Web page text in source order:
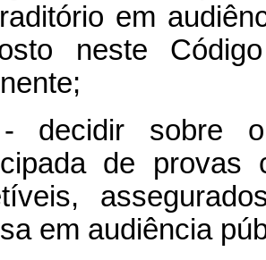
em
neste
decidir sobre o
de provas
em audiência